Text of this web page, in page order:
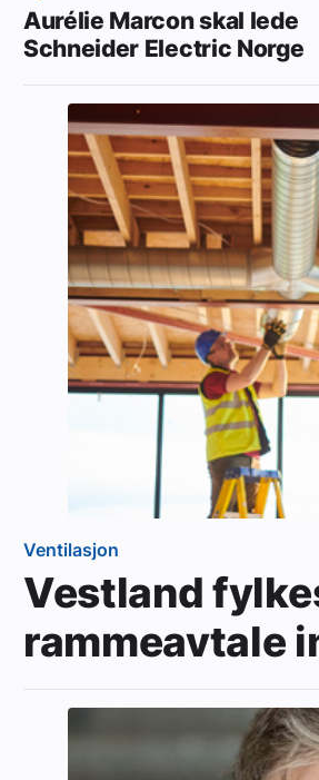
Aurélie Marcon skal lede
Schneider Electric Norge
Ventilasjon
Vestland
rammeavtale